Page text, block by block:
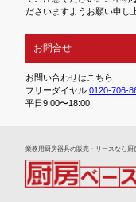
ださいますようお願い申し
お問合せ
お問い合わせはこちら
フリーダイヤル0120-706-
平日9:00〜18:00
業務⽤厨房器具の販売・リースなら厨